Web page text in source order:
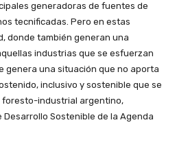
generadoras de fuentes de
tecnificadas. Pero en estas
donde también generan una
industrias que se esfuerzan
genera una situación que no aporta
inclusivo y sostenible que se
industrial argentino,
Desarrollo Sostenible de la Agenda